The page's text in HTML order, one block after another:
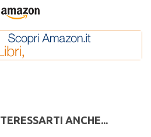
ANCHE...